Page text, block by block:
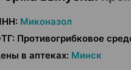
: Миконазол
: Противогрибковое
в аптеках: Минск